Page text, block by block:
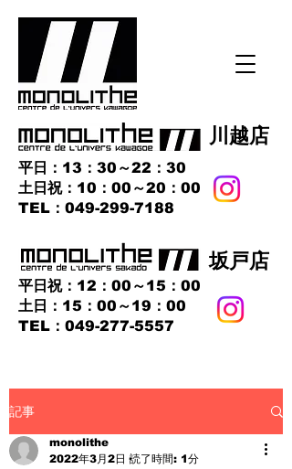
​川越店
平日：13：30～22：30
土日祝：10：00～20：00
​TEL：049-299-7188
​坂戸店
平日祝：12：00～15：00
土日：15：00～19：00
TEL：049-277-5557
記事
monolithe
2022年3月2日 読了時間: 1分